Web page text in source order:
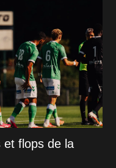
et flops de la